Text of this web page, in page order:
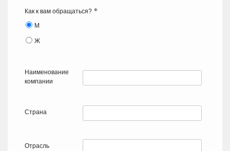
Как к вам обращаться? *
М
Ж
Наименование
компании
Страна
Отрасль